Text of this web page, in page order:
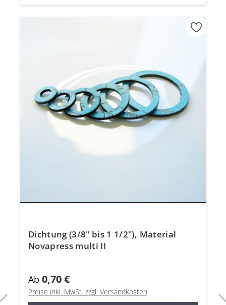
Dichtung (3/8" bis 1 1/2"), Material
Novapress multi II
Ab 0,70 €
Preise inkl. MwSt. zzgl. Versandkosten